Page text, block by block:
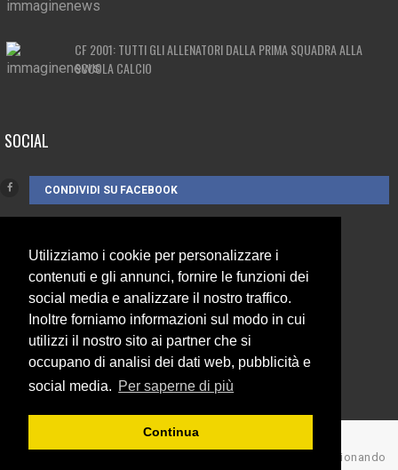
Utilizziamo i cookie per personalizzare i
contenuti e gli annunci, fornire le funzioni dei
social media e analizzare il nostro traffico.
Inoltre forniamo informazioni sul modo in cui
utilizzi il nostro sito ai partner che si
occupano di analisi dei dati web, pubblicità e
social media. Per saperne di più
Continua
CF 2001: TUTTI GLI ALLENATORI DALLA PRIMA SQUADRA ALLA
SCUOLA CALCIO
SOCIAL
CONDIVIDI SU FACEBOOK
CONTATTI
3385262752
info@campionando.it
© Copyright 2017 Campionando